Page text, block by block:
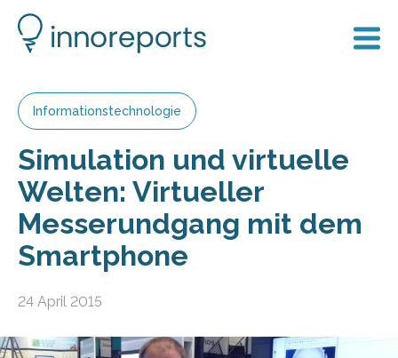
Informationstechnologie
Simulation und virtuelle
Welten: Virtueller
Messerundgang mit dem
Smartphone
24 April 2015